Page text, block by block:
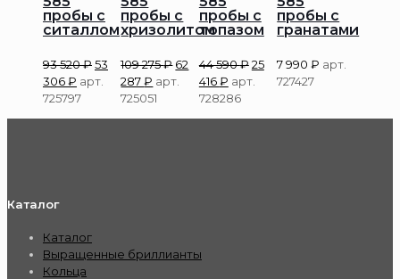
пробы с
ситаллом
93 520₽53
306₽ арт.
725797
пробы с
хризолитом
109 275₽ 62
287₽ арт.
725051
пробы с
топазом
44 590₽25
416₽ арт.
728286
пробы с
гранатами
7 990₽ арт.
727427
Каталог
Каталог
Выращенные бриллианты
Кольца